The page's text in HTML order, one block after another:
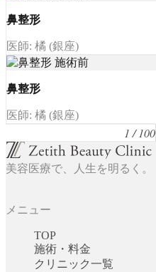
鼻整形
医師: 橘 (銀座)
鼻整形
医師: 橘 (銀座)
1 / 100
美容医療で、人生を明るく。
メニュー
TOP
施術・料金
クリニック一覧